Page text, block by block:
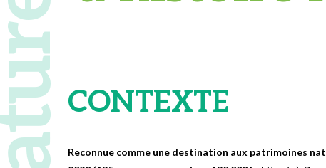
CONTEXTE
Reconnue comme une destination aux patrimoines